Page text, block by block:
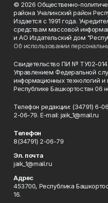
© 2026 Общественно-
района Учалинский район
Издается с 1991 года.
средствам массовой
и АО Издательский дом
Об использовании
Свидетельство ПИ № ТУ02-
Управлением Федеральной
информационных технологий
Республике Башкортостан 06
Телефон редакции: (34791) 6-
2-06-79. Е-mаil: jaik_1@mail.ru
Телефон
8(34791) 2-06-79
Эл. почта
jaik_1@mail.ru
Адрес
453700, Республика
16.